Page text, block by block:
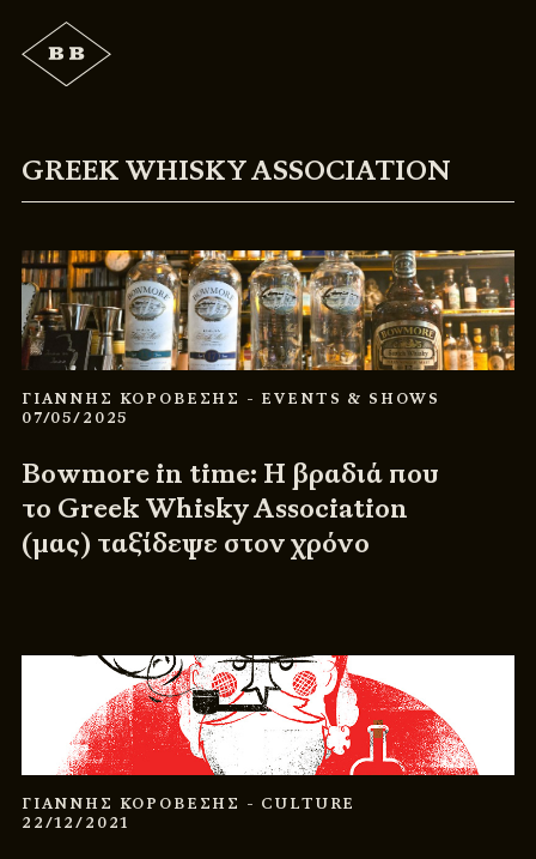
GREEK WHISKY ASSOCIATION
ΓΙΑΝΝΗΣ ΚΟΡΟΒΕΣΗΣ - EVENTS & SHOWS
07/05/2025
Bowmore in time: Η βραδιά που
το Greek Whisky Association
(μας) ταξίδεψε στον χρόνο
ΓΙΑΝΝΗΣ ΚΟΡΟΒΕΣΗΣ - CULTURE
22/12/2021